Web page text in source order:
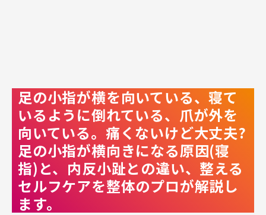
足の小指が横を向いている、寝て
いるように倒れている、爪が外を
向いている。痛くないけど大丈夫?
足の小指が横向きになる原因(寝
指)と、内反小趾との違い、整える
セルフケアを整体のプロが解説し
ます。